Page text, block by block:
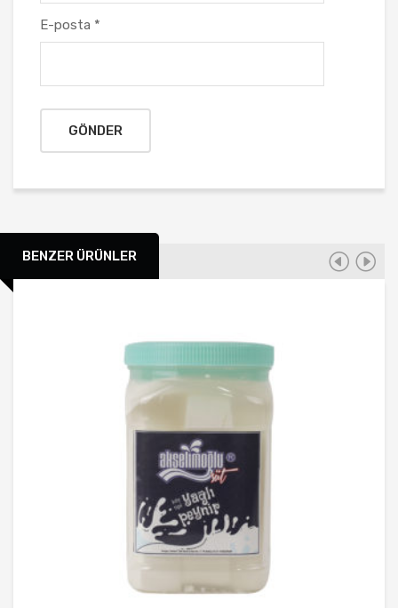
E-posta *
BENZER ÜRÜNLER